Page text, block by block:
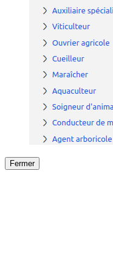
Fermer